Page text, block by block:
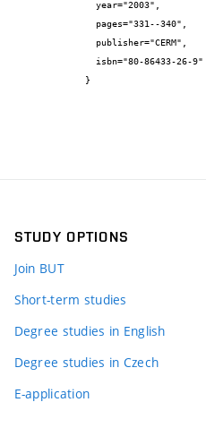
}
STUDY OPTIONS
Join BUT
Short-term studies
Degree studies in English
Degree studies in Czech
E-application